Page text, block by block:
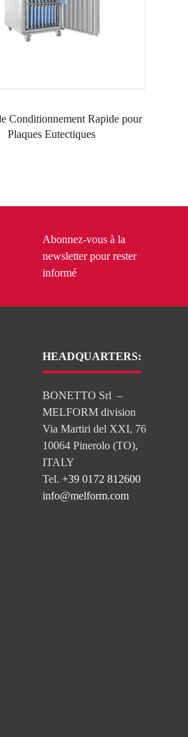
Conditionnement Rapide pour
Plaques Eutectiques
Abonnez-vous à la
newsletter pour rester
informé
HEADQUARTERS:
BONETTO Srl –
MELFORM division
Via Martiri del XXI, 76
10064 Pinerolo (TO),
ITALY
Tel. +39 0172 812600
info@melform.com